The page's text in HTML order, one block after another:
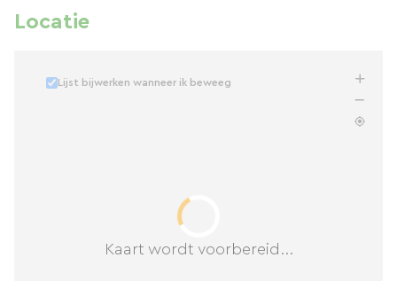
Locatie
Kaart wordt voorbereid...
Lijst bijwerken wanneer ik beweeg